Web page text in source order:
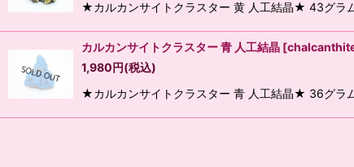
★カルカンサイトクラスター 黄 人工結晶★ 43グラ
カルカンサイトクラスター 青 人工結晶 [
1,980円(税込)
★カルカンサイトクラスター 青 人工結晶★ 36グラ